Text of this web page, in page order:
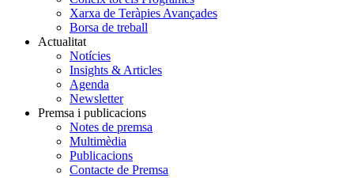
Xarxa de Teràpies Avançades
Borsa de treball
Actualitat
Notícies
Insights & Articles
Agenda
Newsletter
Premsa i publicacions
Notes de premsa
Multimèdia
Publicacions
Contacte de Premsa